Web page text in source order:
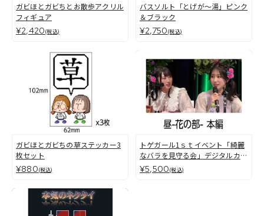
ガビほとガビちとお散歩アクリル
フィギュア
¥2,420(税込)
バスソルト「とげが～湯」ピンク
＆ブラック
¥2,750(税込)
ガビほとガビちの草ステッカー3
枚セット
¥880(税込)
トゲガール1ｓｔイベント「綺麗
なバラを見守る会」デジタルカー
ド
¥5,500(税込)